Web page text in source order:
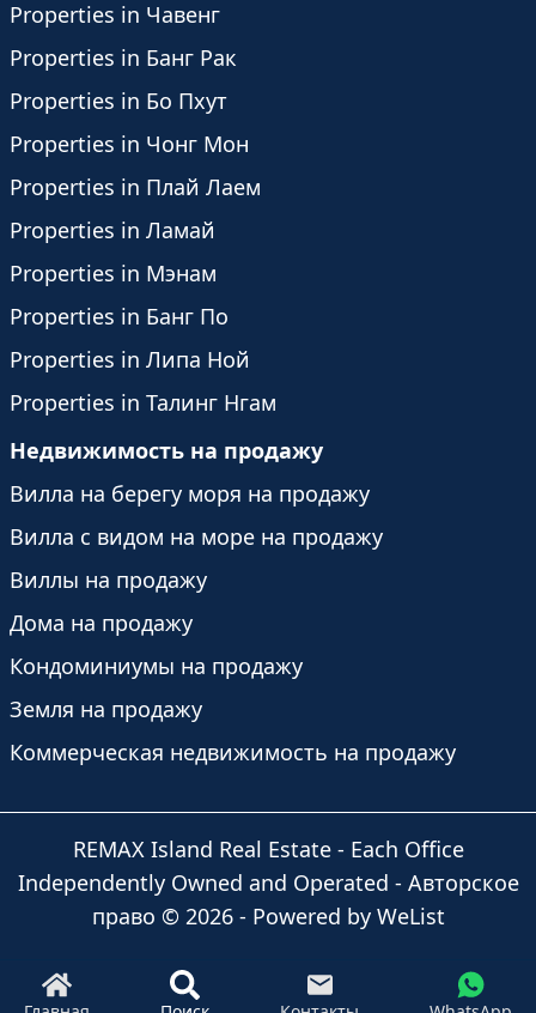
Properties in Чавенг
Properties in Банг Рак
Properties in Бо Пхут
Properties in Чонг Мон
Properties in Плай Лаем
Properties in Ламай
Properties in Мэнам
Properties in Банг По
Properties in Липа Ной
Properties in Талинг Нгам
Недвижимость на продажу
Вилла на берегу моря на продажу
Вилла с видом на море на продажу
Виллы на продажу
Дома на продажу
Кондоминиумы на продажу
Земля на продажу
Коммерческая недвижимость на продажу
REMAX Island Real Estate- Each Office
Independently Owned and Operated - Авторское
право © 2026- Powered by WeList